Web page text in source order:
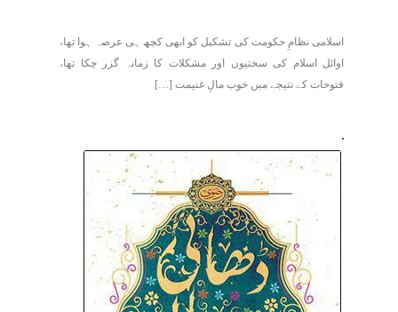
اسلامی نظامِ حکومت کی تشکیل کو ابھی کچھ ہی عرصہ ہوا تھا،
اوائل اسلام کی سختیوں اور مشکلات کا زمانہ گزر چکا تھا،
فتوحات کے نتیجے میں خوب مالِ غنیمت […]